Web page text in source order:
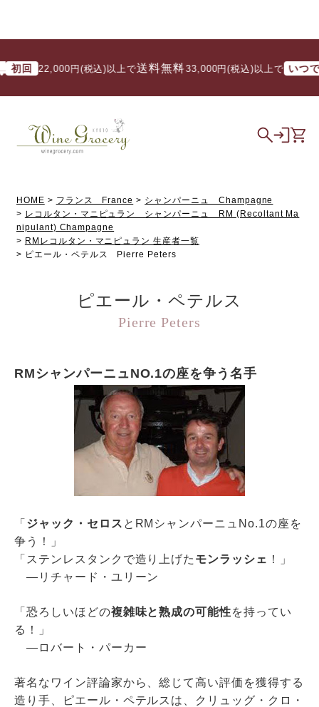
22,000円(税込)以上で送料無料/ 33,000円(税込)以上で いつでも
HOME フランス France
シャンパーニュ Champagne
レコルタン・マニピュラン シャンパーニュ RM (Recoltant Ma
nipulant) Champagne
RMレコルタン・マニピュラン 生産者一覧
ピエール・ペテルス Pierre Peters
ピエール・ペテルス
Pierre Peters
RMシャンパーニュNO.1の座を争う名手
「 ジャック・セロス とRMシャンパーニュNo.1の座を
争う！」
「ステンレスタンクで造り上げた モンラッシェ ！」
―リチャード・ユリーン
「恐ろしいほどの複雑味と熟成の可能性を持ってい
る！」
―ロバート・パーカー
著名なワイン評論家から、総じて高い評価を獲得する
造り手、ピエール・ペテルスは、クリュッグ・クロ・